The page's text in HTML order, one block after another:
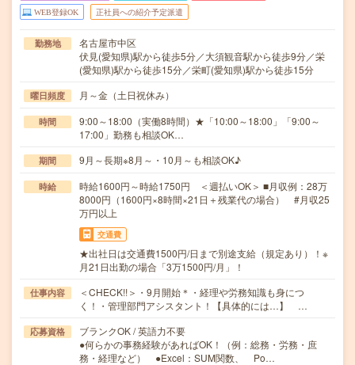
WEB登録OK 正社員への紹介予定派遣
勤務地
名古屋市中区
伏見(愛知県)駅から徒歩5分／大須観音駅から徒歩9分／栄
(愛知県)駅から徒歩15分／栄町(愛知県)駅から徒歩15分
曜日頻度 月～金（土日祝休み）
時間
9:00～18:00（実働8時間）★「10:00～18:00」「9:00～
17:00」勤務も相談OK…
期間 9月～長期※8月～・10月～も相談OK♪
時給
時給1600円～時給1750円 ＜週払いOK＞ ■月収例：28万
8000円（1600円×8時間×21日＋残業代の場合） #月収25
万円以上
交通費
★出社日は交通費1500円/日まで別途支給（規定あり）！※
月21日出勤の場合「3万1500円/月」！
仕事内容
＜CHECK!!＞・9月開始＊・経理や労務知識も身につ
く！・管理部門アシスタント！【具体的には…】 …
応募資格
ブランクOK / 英語力不要
●何らかの事務経験があればOK！（例：総務・労務・庶
務・経理など） ●Excel：SUM関数、 Po…